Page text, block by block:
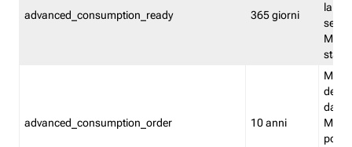
advanced_consumption_ready 365 giorni
la
stato
advanced_consumption_order 10 anni
delle